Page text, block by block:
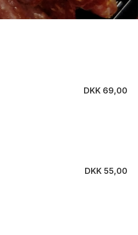
DKK 69,00
DKK 55,00